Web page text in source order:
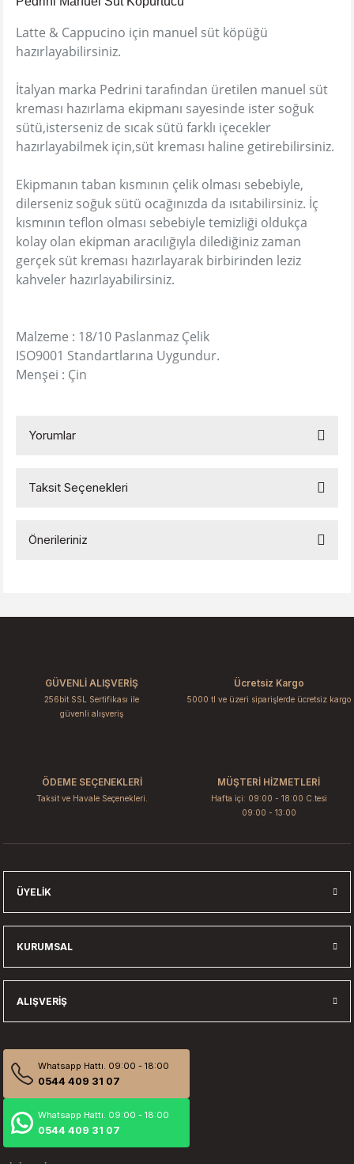
Latte & Cappucino için manuel süt köpüğü
hazırlayabilirsiniz.
İtalyan marka Pedrini tarafından üretilen manuel süt
kreması hazırlama ekipmanı sayesinde ister soğuk
sütü,isterseniz de sıcak sütü farklı içecekler
hazırlayabilmek için,süt kreması haline getirebilirsiniz.
Ekipmanın taban kısmının çelik olması sebebiyle,
dilerseniz soğuk sütü ocağınızda da ısıtabilirsiniz. İç
kısmının teflon olması sebebiyle temizliği oldukça
kolay olan ekipman aracılığıyla dilediğiniz zaman
gerçek süt kreması hazırlayarak birbirinden leziz
kahveler hazırlayabilirsiniz.
Malzeme : 18/10 Paslanmaz Çelik
ISO9001 Standartlarına Uygundur.
Menşei : Çin
Yorumlar
Taksit Seçenekleri
Önerileriniz
Ürün açıklamasında eksik bilgiler bulunuyor.
Ürün bilgilerinde hatalar bulunuyor.
GÜVENLİ ALIŞVERİŞ
256bit SSL Sertifikası ile
güvenli alışveriş
Ücretsiz Kargo
5000 tl ve üzeri siparişlerde ücretsiz kargo
ÖDEME SEÇENEKLERİ
Taksit ve Havale Seçenekleri.
MÜŞTERİ HİZMETLERİ
Hafta içi: 09:00 - 18:00 C.tesi
09:00 - 13:00
ÜYELIK
KURUMSAL
ALIŞVERIŞ
Whatsapp Hattı. 09:00 - 18:00
0544 409 31 07
Whatsapp Hattı. 09:00 - 18:00
0544 409 31 07